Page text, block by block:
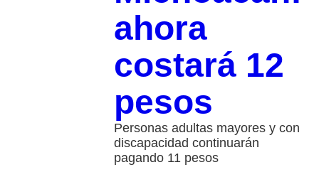
ahora
costará 12
pesos
Personas adultas mayores y con
discapacidad continuarán
pagando 11 pesos